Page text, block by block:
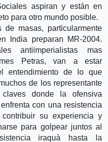
aspiran y están en
para otro mundo posible.
masas, particularmente
India preparan MR-2004.
antiimperialistas mas
Petras, van a estar
entendimiento de lo que
de los representante
donde la ofensiva
con una resistencia
su experiencia y
para golpear juntos al
iraquà­ hasta la